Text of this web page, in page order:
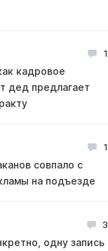
1
кадровое
дед предлагает
1
совпало с
на подъезде
3
одну запись